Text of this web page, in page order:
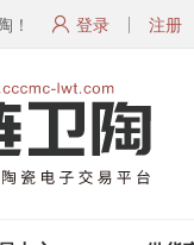
！ 登录 注册